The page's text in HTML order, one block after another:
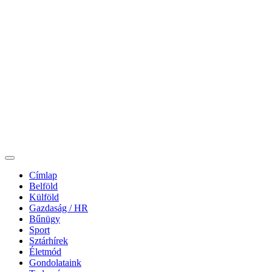
Címlap
Belföld
Külföld
Gazdaság / HR
Bűnügy
Sport
Sztárhírek
Életmód
Gondolataink